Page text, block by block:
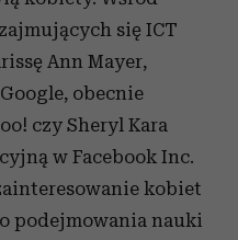
się ICT
Ann Mayer,
obecnie
czy Sheryl Kara
w Facebook Inc.
kobiet
podejmowania nauki